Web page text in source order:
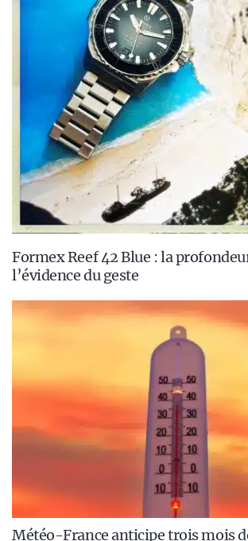
Formex Reef 42 Blue : la
l’évidence du geste
Météo-France anticipe trois mois